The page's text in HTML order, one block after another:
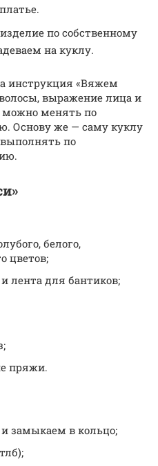
по собственному
на куклу.
инструкция «Вяжем
выражение лица и
менять по
Основу же — саму куклу
по
белого,
цветов;
лента для бантиков;
пряжи.
замыкаем в кольцо;